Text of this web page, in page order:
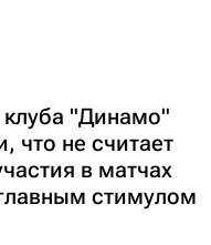
клуба "Динамо"
что не считает
в матчах
стимулом